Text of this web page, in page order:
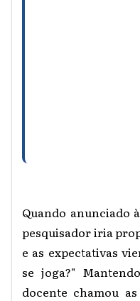
Quando anunciado
pesquisador iria
e as expectativas
se joga?"
docente chamou